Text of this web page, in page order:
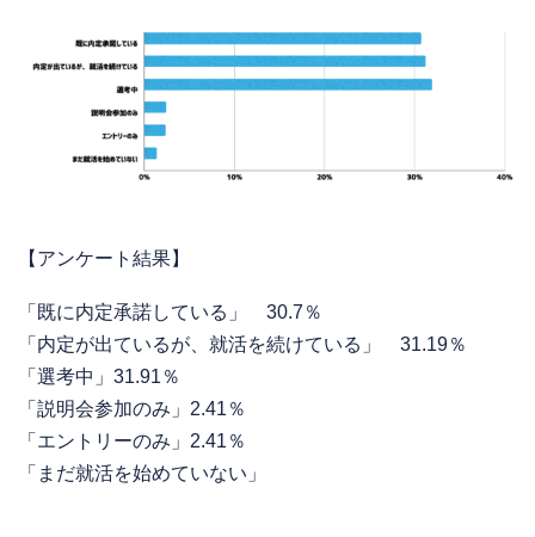
【アンケート結果】
「既に内定承諾している」 30.7％
「内定が出ているが、就活を続けている」 31.19％
「選考中」31.91％
「説明会参加のみ」2.41％
「エントリーのみ」2.41％
「まだ就活を始めていない」